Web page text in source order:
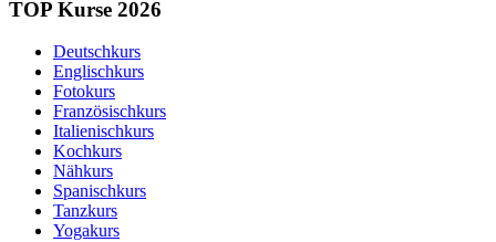
TOP Kurse 2026
Deutschkurs
Englischkurs
Fotokurs
Französischkurs
Italienischkurs
Kochkurs
Nähkurs
Spanischkurs
Tanzkurs
Yogakurs